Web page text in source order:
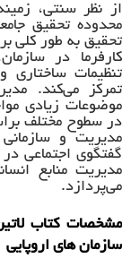
از نظر سنتی،
محدوده تحقیق
تحقیق به طور کلی
کارفرما در
تنظیمات ساختاری
تمرکز می‌کند.
موضوعات زیادی
در سطوح مختلف
مدیریت و
گفتگوی اجتماعی
مدیریت منابع
می‌پردازد.
مشخصات کتاب
سازمان های اروپایی